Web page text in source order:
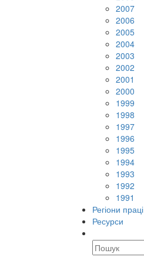
2007
2006
2005
2004
2003
2002
2001
2000
1999
1998
1997
1996
1995
1994
1993
1992
1991
Регіони праці
Ресурси